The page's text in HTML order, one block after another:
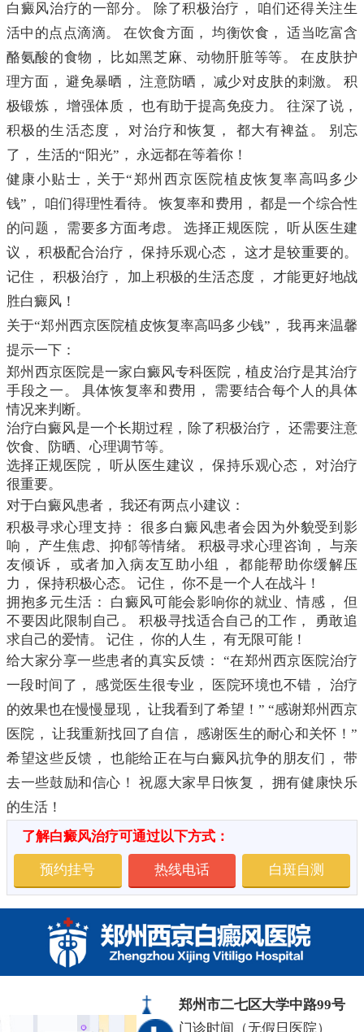
白癜风治疗的一部分。 除了积极治疗， 咱们还得关注生
活中的点点滴滴。 在饮食方面， 均衡饮食， 适当吃富含
酪氨酸的食物， 比如黑芝麻、动物肝脏等等。 在皮肤护
理方面， 避免暴晒， 注意防晒， 减少对皮肤的刺激。 积
极锻炼， 增强体质， 也有助于提高免疫力。 往深了说，
积极的生活态度， 对治疗和恢复， 都大有裨益。 别忘
了， 生活的“阳光”， 永远都在等着你！
健康小贴士，关于“郑州西京医院植皮恢复率高吗多少
钱”， 咱们得理性看待。 恢复率和费用， 都是一个综合性
的问题， 需要多方面考虑。 选择正规医院， 听从医生建
议， 积极配合治疗， 保持乐观心态， 这才是较重要的。
记住， 积极治疗， 加上积极的生活态度， 才能更好地战
胜白癜风！
关于“郑州西京医院植皮恢复率高吗多少钱”， 我再来温馨
提示一下：
郑州西京医院是一家白癜风专科医院，植皮治疗是其治疗
手段之一。 具体恢复率和费用， 需要结合每个人的具体
情况来判断。
治疗白癜风是一个长期过程，除了积极治疗， 还需要注意
饮食、防晒、心理调节等。
选择正规医院， 听从医生建议， 保持乐观心态， 对治疗
很重要。
对于白癜风患者， 我还有两点小建议：
积极寻求心理支持： 很多白癜风患者会因为外貌受到影
响， 产生焦虑、抑郁等情绪。 积极寻求心理咨询， 与亲
友倾诉， 或者加入病友互助小组， 都能帮助你缓解压
力， 保持积极心态。 记住， 你不是一个人在战斗！
拥抱多元生活： 白癜风可能会影响你的就业、情感， 但
不要因此限制自己。 积极寻找适合自己的工作， 勇敢追
求自己的爱情。 记住， 你的人生， 有无限可能！
给大家分享一些患者的真实反馈： “在郑州西京医院治疗
一段时间了， 感觉医生很专业， 医院环境也不错， 治疗
的效果也在慢慢显现， 让我看到了希望！” “感谢郑州西京
医院， 让我重新找回了自信， 感谢医生的耐心和关怀！”
希望这些反馈， 也能给正在与白癜风抗争的朋友们， 带
去一些鼓励和信心！ 祝愿大家早日恢复， 拥有健康快乐
的生活！
了解白癜风治疗可通过以下方式：
预约挂号 热线电话 白斑自测
郑州市二七区大学中路99号
门诊时间（无假日医院）